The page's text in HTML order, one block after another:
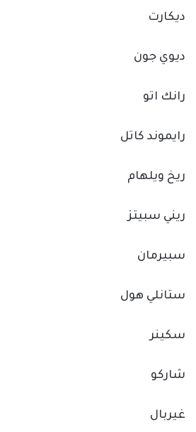
ديكارت
ديوي جون
رانك اتو
رايموند كاتل
ريخ ويلهام
ريني سبيتز
سبيرمان
ستانلي هول
سكينر
شاركو
غيربال